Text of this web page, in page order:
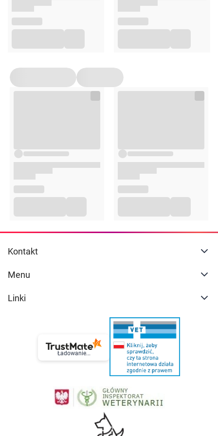
Kontakt
Menu
Linki
Ładowanie...